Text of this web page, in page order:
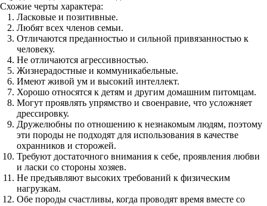
Схожие черты характера:
Ласковые и позитивные.
Любят всех членов семьи.
Отличаются преданностью и сильной привязанностью к
человеку.
Не отличаются агрессивностью.
Жизнерадостные и коммуникабельные.
Имеют живой ум и высокий интеллект.
Хорошо относятся к детям и другим домашним питомцам.
Могут проявлять упрямство и своенравие, что усложняет
дрессировку.
Дружелюбны по отношению к незнакомым людям, поэтому
эти породы не подходят для использования в качестве
охранников и сторожей.
Требуют достаточного внимания к себе, проявления любви
и ласки со стороны хозяев.
Не предъявляют высоких требований к физическим
нагрузкам.
Обе породы счастливы, когда проводят время вместе со